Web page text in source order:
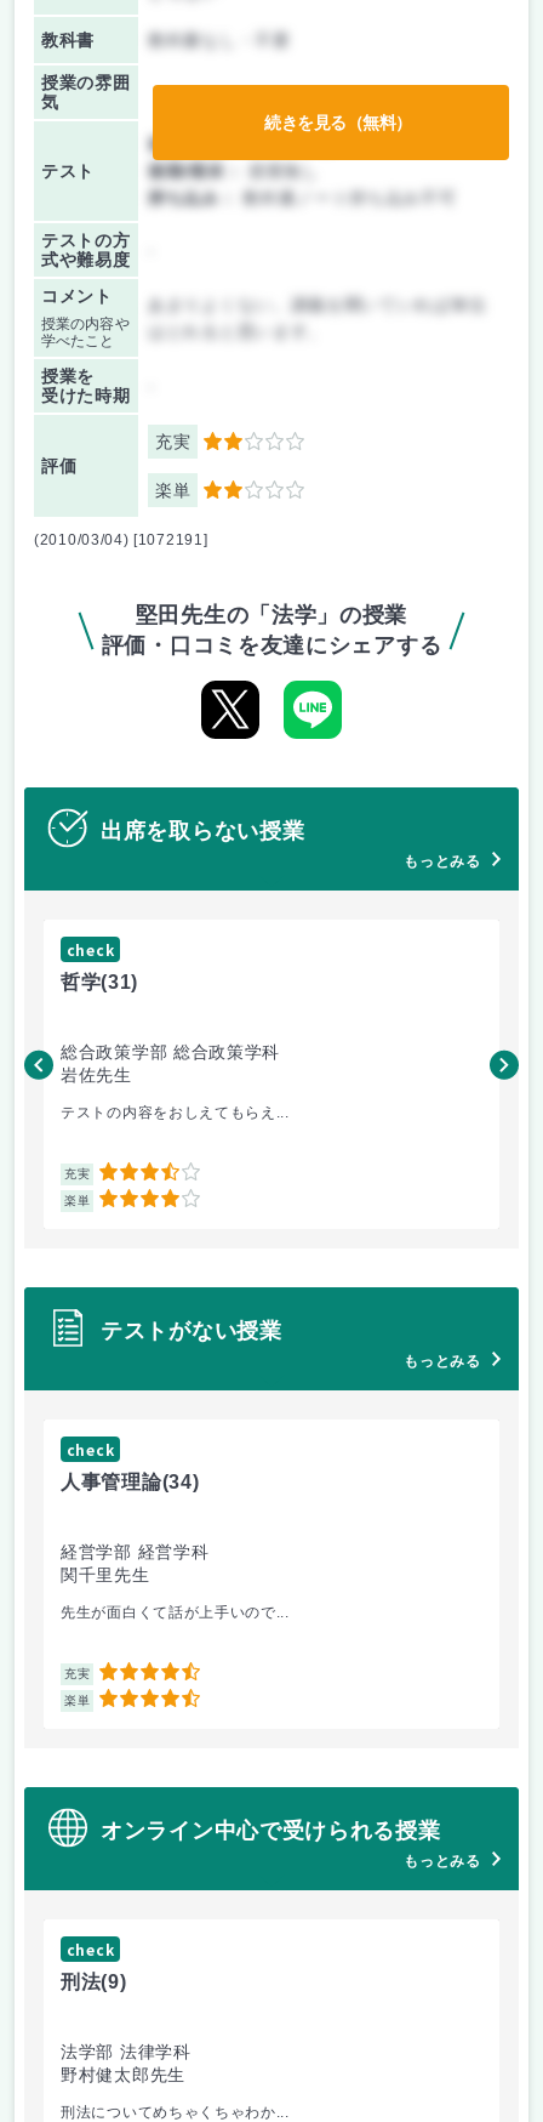
教科書 教科書なし・不要
授業の雰囲
気
テスト
前期/中間：
後期/期末：
授業無し
持ち込み：
教科書ノート持ち込み不可
テストの方
式や難易度
コメント
授業の内容や
学べたこと
あまりよくない。講義を聞いていれば単位
授業を
受けた時期
評価
充実 2
楽単 2
続きを見る（無料）
(2010/03/04) [1072191]
堅田先生の「法学」の授業
評価・口コミを友達にシェアする
出席を取らない授業
もっとみる
check
哲学(31)
総合政策学部 総合政策学科
岩佐先生
テストの内容をおしえてもらえ...
充実 3.5
楽単 4
長
テストがない授業
もっとみる
check
人事管理論(34)
経営学部 経営学科
関千里先生
先生が面白くて話が上手いので...
充実 4.5
楽単 4.5
オンライン中心で受けられる授業
もっとみる
check
刑法(9)
法学部 法律学科
野村健太郎先生
刑法についてめちゃくちゃわか...